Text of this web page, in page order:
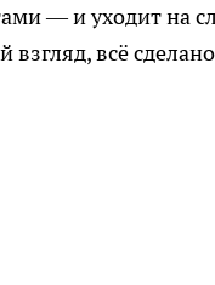
— и уходит на
взгляд, всё